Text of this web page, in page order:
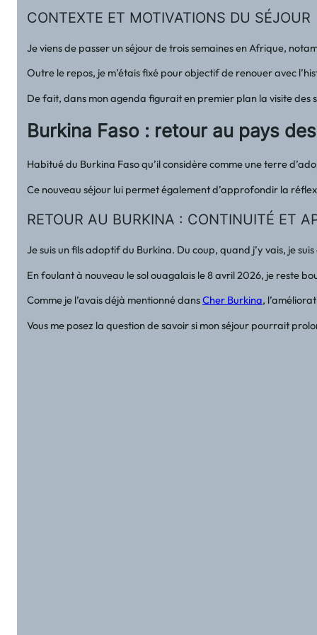
CONTEXTE ET MOTIVATIONS DU SÉJOUR
Je viens de passer un séjour de trois semaines en Afrique,
Outre le repos, je m’étais fixé pour objectif de renouer avec
De fait, dans mon agenda figurait en premier plan la visite des
Burkina Faso : retour au pays
Habitué du Burkina Faso qu’il considère comme une terre
Ce nouveau séjour lui permet également d’approfondir la
RETOUR AU BURKINA : CONTINUITÉ ET
Je suis un fils adoptif du Burkina. Du coup, quand j’y vais, je
En foulant à nouveau le sol ouagalais le 8 avril 2026, je reste
Comme je l’avais déjà mentionné dansCher Burkina,
Vous me posez la question de savoir si mon séjour pourrait